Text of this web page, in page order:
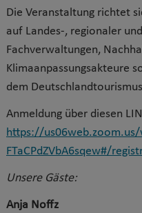
Die Veranstaltung richtet
auf Landes-, regionaler
Fachverwaltungen,
Klimaanpassungsakteure
dem
Anmeldung über diesen
https://
FTaCPdZVbA6sqew#/
Unsere Gäste:
Anja Noffz